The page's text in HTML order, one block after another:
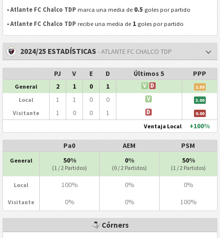
•Atlante FC Chalco TDP marca una media de 0.5 goles por partido
•Atlante FC Chalco TDP recibe una media de 1 goles por partido
2024/25 ESTADÍSTICAS - ATLANTE FC CHALCO TDP
PJ V E D Últimos 5 PPP
General 2 1 0 1 V D 1.50
Local 1 1 0 0 V 3.00
Visitante 1 0 0 1 D 0.00
Ventaja Local +100%
Pa0 AEM PSM
General 50%
(1 / 2 Partidos)
0%
(0 / 2 Partidos)
50%
(1 / 2 Partidos)
Local 100% 0% 0%
Visitante 0% 0% 100%
Córners